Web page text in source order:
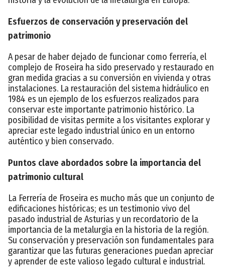
Esfuerzos de conservación y preservación del
patrimonio
A pesar de haber dejado de funcionar como ferrería, el
complejo de Froseira ha sido preservado y restaurado en
gran medida gracias a su conversión en vivienda y otras
instalaciones. La restauración del sistema hidráulico en
1984 es un ejemplo de los esfuerzos realizados para
conservar este importante patrimonio histórico. La
posibilidad de visitas permite a los visitantes explorar y
apreciar este legado industrial único en un entorno
auténtico y bien conservado.
Puntos clave abordados sobre la importancia del
patrimonio cultural
La Ferrería de Froseira es mucho más que un conjunto de
edificaciones históricas; es un testimonio vivo del
pasado industrial de Asturias y un recordatorio de la
importancia de la metalurgia en la historia de la región.
Su conservación y preservación son fundamentales para
garantizar que las futuras generaciones puedan apreciar
y aprender de este valioso legado cultural e industrial.